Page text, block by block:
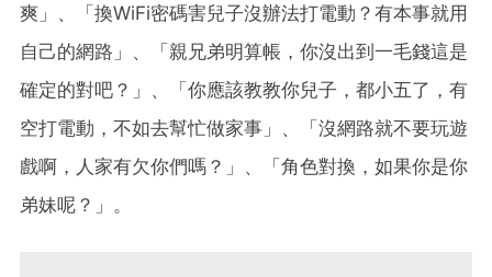
爽」、「換WiFi密碼害兒子沒辦法打電動？有本事就用
自己的網路」、「親兄弟明算帳，你沒出到一毛錢這是
確定的對吧？」、「你應該教教你兒子，都小五了，有
空打電動，不如去幫忙做家事」、「沒網路就不要玩遊
戲啊，人家有欠你們嗎？」、「角色對換，如果你是你
弟妹呢？」。